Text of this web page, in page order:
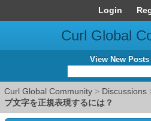
Login
Curl Global
View New Posts
Curl Global Community > Discussions
ブ文字を正規表現するには？